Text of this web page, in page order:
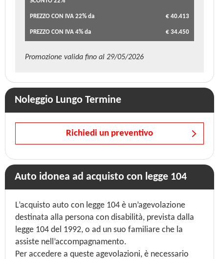
PREZZO CON IVA 22% da € 40.413
PREZZO CON IVA 4% da € 34.450
Promozione valida fino al 29/05/2026
Noleggio Lungo Termine
Richiedi un preventivo
Auto idonea ad acquisto con legge 104
L’acquisto auto con legge 104 è un’agevolazione
destinata alla persona con disabilità, prevista dalla
legge 104 del 1992, o ad un suo familiare che la
assiste nell’accompagnamento.
Per accedere a queste agevolazioni, è necessario